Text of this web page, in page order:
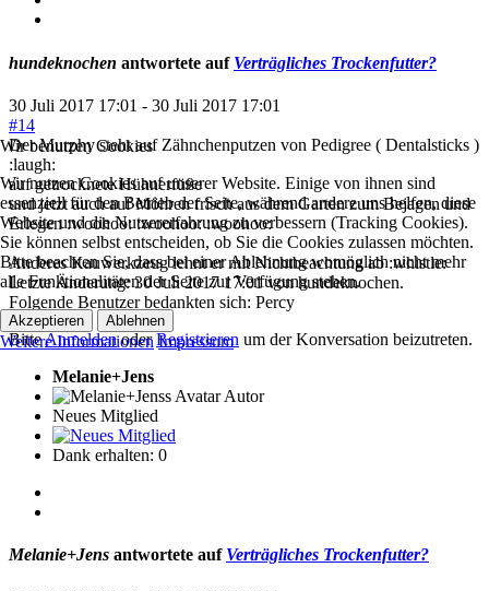
hundeknochen antwortete auf Verträgliches Trockenfutter?
30 Juli 2017 17:01 - 30 Juli 2017 17:01
#14
Der Murphy steht auf Zähnchenputzen von Pedigree ( Dentalsticks )
:laugh:
auf getrocknete Hühnerfüße
und jetzt auch auf Möhren frisch aus dem Garten zum Bejagen und
Erlegen :woohoo: :woohoo: :woohoo:
Anderes Kauwerkzeug lehnt er mit Nichtbeachtung ab :whistle:
Letzte Änderung: 30 Juli 2017 17:01 vonhundeknochen.
Folgende Benutzer bedankten sich: Percy
BitteAnmeldenoderRegistrieren um der Konversation beizutreten.
Melanie+Jens
Autor
Neues Mitglied
Dank erhalten: 0
Melanie+Jens antwortete auf Verträgliches Trockenfutter?
Wir benutzen Cookies
Wir nutzen Cookies auf unserer Website. Einige von ihnen sind
essenziell für den Betrieb der Seite, während andere uns helfen, diese
Website und die Nutzererfahrung zu verbessern (Tracking Cookies).
Sie können selbst entscheiden, ob Sie die Cookies zulassen möchten.
Bitte beachten Sie, dass bei einer Ablehnung womöglich nicht mehr
alle Funktionalitäten der Seite zur Verfügung stehen.
Akzeptieren Ablehnen
Weitere Informationen Impressum